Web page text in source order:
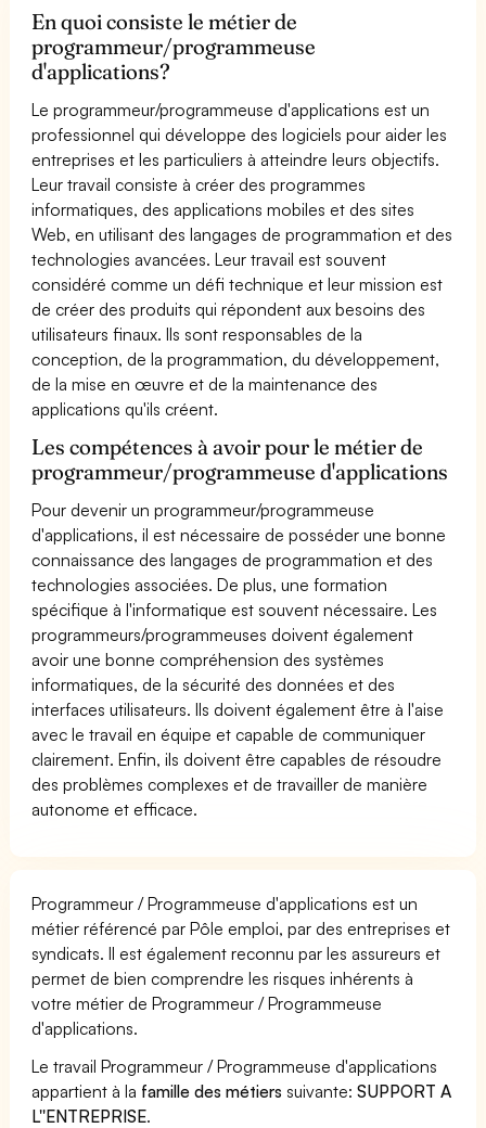
En quoi consiste le métier de
programmeur/programmeuse
d'applications?
Le programmeur/programmeuse d'applications est un
professionnel qui développe des logiciels pour aider les
entreprises et les particuliers à atteindre leurs objectifs.
Leur travail consiste à créer des programmes
informatiques, des applications mobiles et des sites
Web, en utilisant des langages de programmation et des
technologies avancées. Leur travail est souvent
considéré comme un défi technique et leur mission est
de créer des produits qui répondent aux besoins des
utilisateurs finaux. Ils sont responsables de la
conception, de la programmation, du développement,
de la mise en œuvre et de la maintenance des
applications qu'ils créent.
Les compétences à avoir pour le métier de
programmeur/programmeuse d'applications
Pour devenir un programmeur/programmeuse
d'applications, il est nécessaire de posséder une bonne
connaissance des langages de programmation et des
technologies associées. De plus, une formation
spécifique à l'informatique est souvent nécessaire. Les
programmeurs/programmeuses doivent également
avoir une bonne compréhension des systèmes
informatiques, de la sécurité des données et des
interfaces utilisateurs. Ils doivent également être à l'aise
avec le travail en équipe et capable de communiquer
clairement. Enfin, ils doivent être capables de résoudre
des problèmes complexes et de travailler de manière
autonome et efficace.
Programmeur / Programmeuse d'applications est un
métier référencé par Pôle emploi, par des entreprises et
syndicats. Il est également reconnu par les assureurs et
permet de bien comprendre les risques inhérents à
votre métier de Programmeur / Programmeuse
d'applications.
Le travail Programmeur / Programmeuse d'applications
appartient à la famille des métiers suivante:SUPPORT A
L''ENTREPRISE.